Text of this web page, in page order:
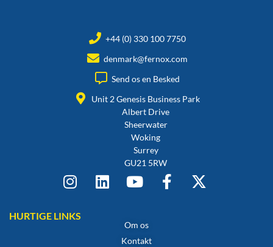
+44 (0) 330 100 7750
denmark@fernox.com
Send os en Besked
Unit 2 Genesis Business Park
Albert Drive
Sheerwater
Woking
Surrey
GU21 5RW
HURTIGE LINKS
Om os
Kontakt